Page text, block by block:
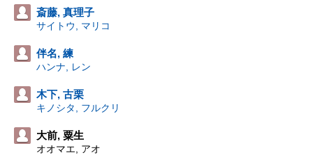
斎藤, 真理子
サイトウ, マリコ
伴名, 練
ハンナ, レン
木下, 古栗
キノシタ, フルクリ
大前, 粟生
オオマエ, アオ